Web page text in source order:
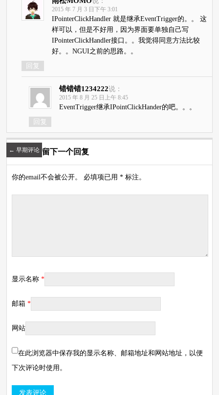
2015 年 7 月 3 日下午 3:01
IPointerClickHandler 就是继承EventTrigger的。。 这
样可以，但是不好用，因为界面要单独自己写
IPointerClickHandler接口。。我觉得同意方法比较
好。。NGUI之前的思路。。
回复
错错错1234222说：
2015 年 8 月 25 日上午 8:45
EventTrigger继承IPointClickHander的吧。。。
回复
← 早期评论 留下一个回复
你的email不会被公开。 必填项已用 * 标注。
显示名称*
邮箱*
网站
在此浏览器中保存我的显示名称、邮箱地址和网站地址，以便
下次评论时使用。